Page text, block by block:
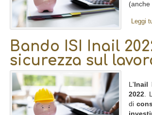
(anche
Leggi
Bando ISI Inail
sicurezza sul
L' Inail
2022.
di